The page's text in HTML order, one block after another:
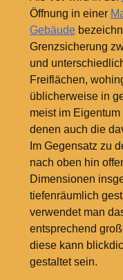
Öffnung in einer
Gebäude
Grenzsicherung
und
Freiflächen,
üblicherweise in
meist im
denen auch die
Im Gegensatz zu
nach oben hin
Dimensionen
tiefenräumlich
verwendet man
entsprechend
diese kann
gestaltet sein.